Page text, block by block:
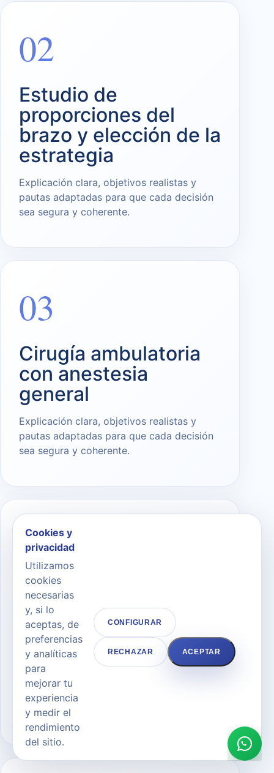
02
Estudio de
proporciones del
brazo y elección de la
estrategia
Explicación clara, objetivos realistas y
pautas adaptadas para que cada decisión
sea segura y coherente.
03
Cirugía ambulatoria
con anestesia
general
Explicación clara, objetivos realistas y
pautas adaptadas para que cada decisión
sea segura y coherente.
04
Cuidados
postoperatorios y
reposo relativo la
primera semana
Explicación clara, objetivos realistas y
pautas adaptadas para que cada decisión
sea segura y coherente.
Cookies y
privacidad
Utilizamos
cookies
necesarias
y, si lo
aceptas, de
preferencias
y analíticas
para
mejorar tu
experiencia
y medir el
rendimiento
del sitio.
CONFIGURAR
RECHAZAR ACEPTAR